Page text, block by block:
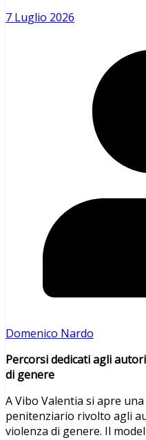
7 Luglio 2026
Domenico Nardo
Percorsi dedicati agli
di genere
A Vibo Valentia si apre
penitenziario rivolto agli
violenza di genere. Il